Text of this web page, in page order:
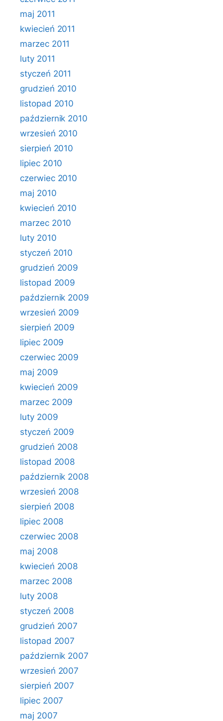
maj 2011
kwiecień 2011
marzec 2011
luty 2011
styczeń 2011
grudzień 2010
listopad 2010
październik 2010
wrzesień 2010
sierpień 2010
lipiec 2010
czerwiec 2010
maj 2010
kwiecień 2010
marzec 2010
luty 2010
styczeń 2010
grudzień 2009
listopad 2009
październik 2009
wrzesień 2009
sierpień 2009
lipiec 2009
czerwiec 2009
maj 2009
kwiecień 2009
marzec 2009
luty 2009
styczeń 2009
grudzień 2008
listopad 2008
październik 2008
wrzesień 2008
sierpień 2008
lipiec 2008
czerwiec 2008
maj 2008
kwiecień 2008
marzec 2008
luty 2008
styczeń 2008
grudzień 2007
listopad 2007
październik 2007
wrzesień 2007
sierpień 2007
lipiec 2007
maj 2007